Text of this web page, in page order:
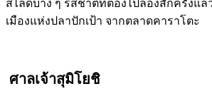
สไลด์บาง ๆ รสชาติที่ต้องไปลองสักครั้งแล้
เมืองแห่งปลาปักเป้า จากตลาดคาราโตะ
ศาลเจ้าสุมิโยชิ